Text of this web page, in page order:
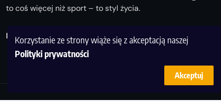
Korzystanie ze strony wiąże się z akceptacją naszej
Polityki prywatności
Akceptuj
to coś więcej niż sport – to styl życia.
Biegaj z nami i odkrywaj swoją najlepszą wersję!